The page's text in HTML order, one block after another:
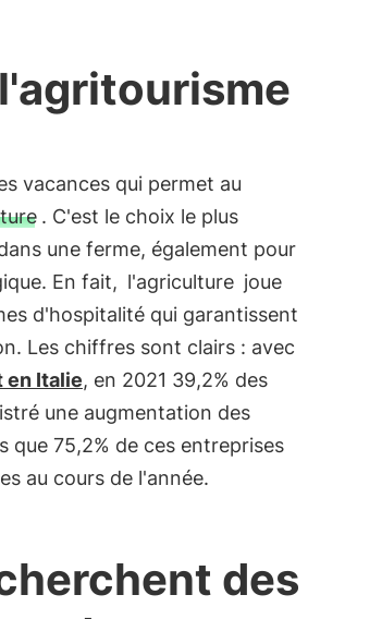
vacances qui permet au
. C'est le choix le plus
une ferme, également pour
En fait, l'agriculture joue
d'hospitalité qui garantissent
Les chiffres sont clairs : avec
en Italie, en 2021 39,2% des
une augmentation des
que 75,2% de ces entreprises
au cours de l'année.
des